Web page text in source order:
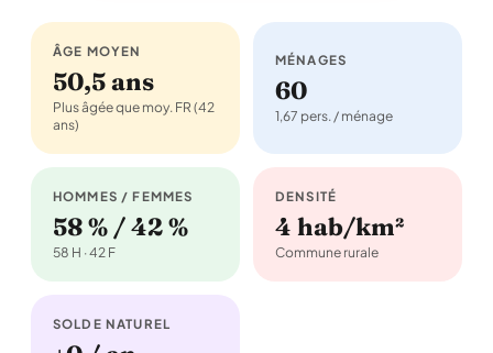
ÂGE MOYEN
50,5 ans
Plus âgée que moy. FR (42
ans)
MÉNAGES
60
1,67 pers. / ménage
HOMMES / FEMMES
58 % / 42 %
58 H · 42 F
DENSITÉ
4 hab/km²
Commune rurale
SOLDE NATUREL